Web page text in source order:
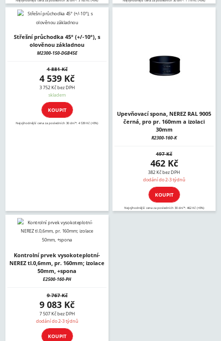
Střešní průchodka 45° (+/-10°), s
olověnou základnou
M2300-150-DGB45E
4 881 Kč
4 539 Kč
3 752 Kč bez DPH
skladem
KOUPIT
Nejvýhodnější cena za posledních 30 dní*: 4 539 Kč (+0%)
Upevňovací spona, NEREZ RAL 9005
černá, pro pr. 160mm a izolaci
30mm
R2300-160-K
497 Kč
462 Kč
382 Kč bez DPH
dodání do 2-3 týdnů
KOUPIT
Nejvýhodnější cena za posledních 30 dní*: 462 Kč (+0%)
Kontrolní prvek vysokoteplotní-
NEREZ tl.0,6mm, pr. 160mm; izolace
50mm, +spona
E2500-160-PH
9 767 Kč
9 083 Kč
7 507 Kč bez DPH
dodání do 2-3 týdnů
KOUPIT